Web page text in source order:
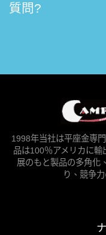
質問?
1998年当社は平座金専
品は100％アメリカに
展のもと製品の多角化
り、競争